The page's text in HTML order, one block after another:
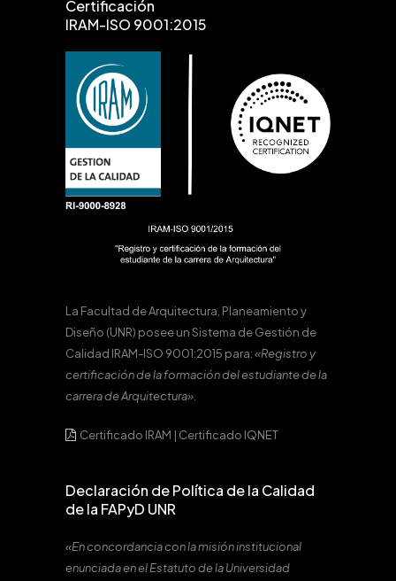
Certificación
IRAM-ISO 9001:2015
La Facultad de Arquitectura, Planeamiento y
Diseño (UNR) posee un Sistema de Gestión de
Calidad IRAM-ISO 9001:2015 para:«Registro y
certificación de la formación del estudiante de la
carrera de Arquitectura».
Certificado IRAM | Certificado IQNET
Declaración de Política de la Calidad
de la FAPyD UNR
«En concordancia con la misión institucional
enunciada en el Estatuto de la Universidad